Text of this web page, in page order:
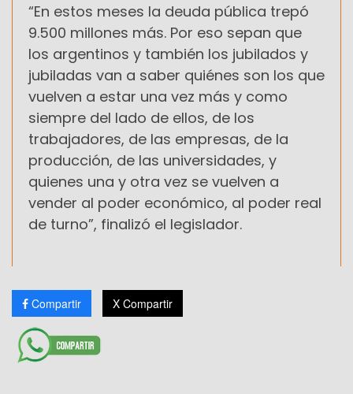
“En estos meses la deuda pública trepó
9.500 millones más. Por eso sepan que
los argentinos y también los jubilados y
jubiladas van a saber quiénes son los que
vuelven a estar una vez más y como
siempre del lado de ellos, de los
trabajadores, de las empresas, de la
producción, de las universidades, y
quienes una y otra vez se vuelven a
vender al poder económico, al poder real
de turno”, finalizó el legislador.
Compartir X Compartir